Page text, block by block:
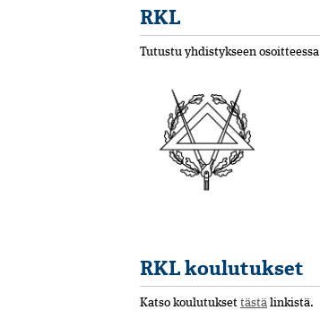
RKL
Tutustu yhdistykseen osoitteessa
RKL koulutukset
Katso koulutukset tästä linkistä.